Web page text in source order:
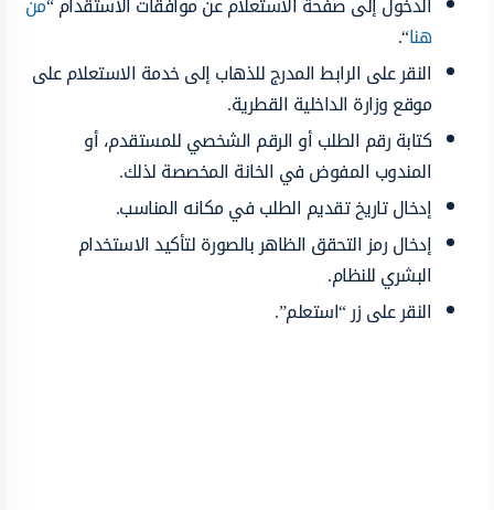
هنا“.
النقر على الرابط المدرج للذهاب إلى خدمة الاستعلام على
موقع وزارة الداخلية القطرية.
كتابة رقم الطلب أو الرقم الشخصي للمستقدم، أو
المندوب المفوض في الخانة المخصصة لذلك.
إدخال تاريخ تقديم الطلب في مكانه المناسب.
إدخال رمز التحقق الظاهر بالصورة لتأكيد الاستخدام
البشري للنظام.
النقر على زر “استعلم”.